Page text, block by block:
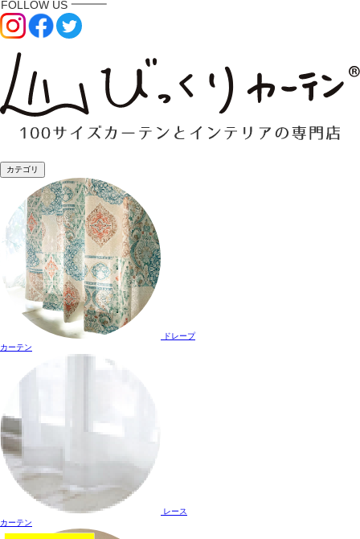
カテゴリ
ドレープ
カーテン
レース
カーテン